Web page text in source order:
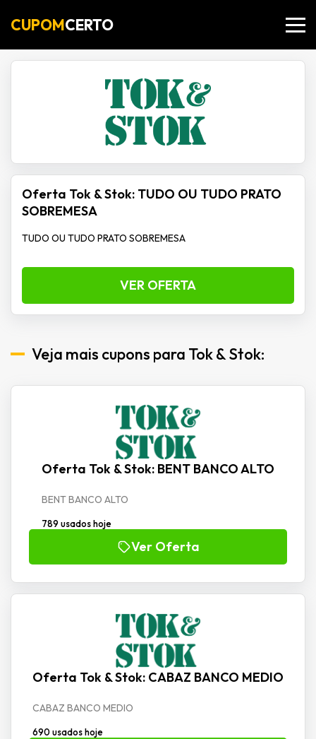
CUPOMCERTO
Oferta Tok & Stok: TUDO OU TUDO PRATO
SOBREMESA
TUDO OU TUDO PRATO SOBREMESA
VER OFERTA
Veja mais cupons para Tok & Stok:
Oferta Tok & Stok: BENT BANCO ALTO
BENT BANCO ALTO
789 usados hoje
Ver Oferta
Oferta Tok & Stok: CABAZ BANCO MEDIO
CABAZ BANCO MEDIO
690 usados hoje